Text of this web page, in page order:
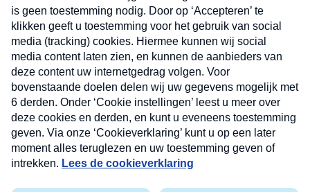
Nieuwsbrief
Neem hier een gratis abonnement op onze
nieuwsbrief. Elke vrijdag- en dinsdagochtend in uw